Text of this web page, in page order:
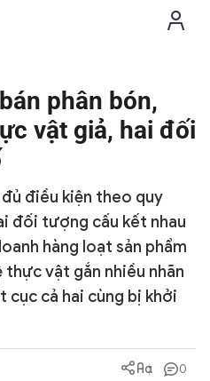
phân bón,
vật giả, hai đối
điều kiện theo quy
đối tượng cấu kết nhau
hàng loạt sản phẩm
vật gắn nhiều nhãn
cục cả hai cùng bị khởi
0